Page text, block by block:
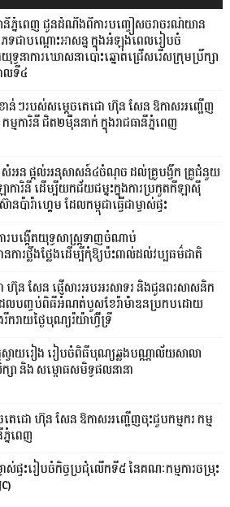
ានីភ្នំពេញ ជូនដំណឹងពីការបញ្ចៀសចរាចរណ៍យាន
េទជាបណ្តោះអាសន្ន ក្នុងអំឡុងពេលរៀបចំ
យុទ្ធនាការឃោសនាបោះឆ្នោតជ្រើសរើសក្រុមប្រឹក្សា
លទី៤
ន់ៗរបស់សម្តេចតេជោ ហ៊ុន សែន ឱកាសអញ្ជើញ
ម្មការិនី ជិត២ម៉ឺននាក់ ក្នុងរាជធានីភ្នំពេញ
សំអន ផ្តល់អនុសាសន៍៤ចំណុច ដល់គ្រូបង្វឹក គ្រូជំនួយ
ាការិនី ដើម្បីយកជ័យជម្នះក្នុងការប្រកួតកីឡាស៊ី
នប៉ារ៉ាហ្គេម ដែលកម្ពុជាធ្វើជាម្ចាស់ផ្ទះ
បង្កើតយុទ្ធសាស្ត្រទាញចំណាប់
ារថ្លឹងថ្លែងដើម្បីកុំឱ្យប៉ះពាល់ដល់វប្បធម៌ជាតិ
ហ៊ុន សែន ផ្ញើសារអបអរសាទរ និងជូនពរសាសនិក
ដែលបញ្ចប់ពិធីអំណត់បួសខែរ៉ាម៉ាឌនប្រកបដោយ
រាយថ្ងៃបុណ្យរ៉យ៉ាហ៊្វីទ្រី
ស្វាយរៀង រៀបចំពិធីបុណ្យឆ្លងបណ្ណាល័យសាលា
សា និង សម្ពោធសមិទ្ធផលនានា
េជោ ហ៊ុន សែន ឱកាសអញ្ជើញចុះជួបកម្មករ កម្ម
នំពេញ
ចាស់ផ្ទះរៀបចំកិច្ចប្រជុំលើកទី៥ នៃគណៈកម្មការចម្រុះ